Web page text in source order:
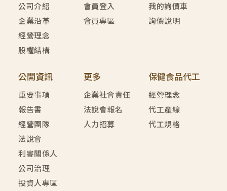
公司介紹
企業沿革
經營理念
股權結構
會員登入
會員專區
我的詢價車
詢價說明
公開資訊
重要事項
報告書
經營團隊
法說會
利害關係人
公司治理
投資人專區
更多
企業社會責任
法說會報名
人力招募
保健食品代工
經營理念
代工產線
代工規格